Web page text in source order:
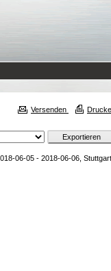
Versenden
06-05 - 2018-06-06, Stuttgart,